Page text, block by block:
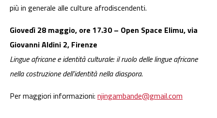
più in generale alle culture afrodiscendenti.
Giovedì 28 maggio, ore 17.30 – Open Space Elimu, via
Giovanni Aldini 2, Firenze
Lingue africane e identità culturale: il ruolo delle lingue africane
nella costruzione dell’identità nella diaspora.
Per maggiori informazioni: njingambande@gmail.com